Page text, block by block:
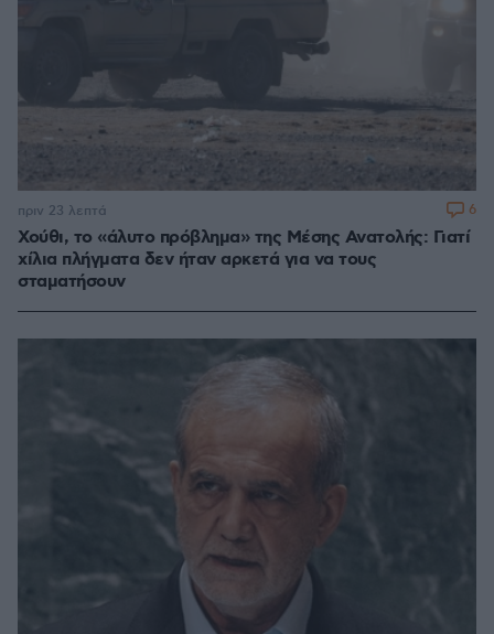
Χούθι, το «άλυτο πρόβλημα» της Μέσης Ανατολής: Γιατί
χίλια πλήγματα δεν ήταν αρκετά για να τους
σταματήσουν
πριν 23 λεπτά 6